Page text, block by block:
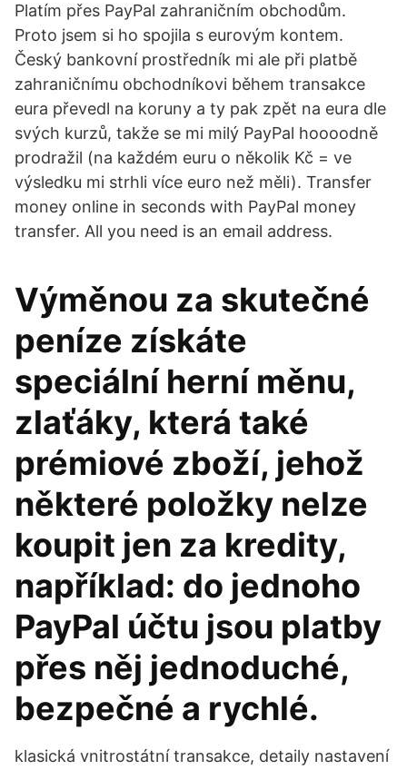
Platím přes PayPal zahraničním obchodům.
Proto jsem si ho spojila s eurovým kontem.
Český bankovní prostředník mi ale při platbě
zahraničnímu obchodníkovi během transakce
eura převedl na koruny a ty pak zpět na eura dle
svých kurzů, takže se mi milý PayPal hoooodně
prodražil (na každém euru o několik Kč = ve
výsledku mi strhli více euro než měli). Transfer
money online in seconds with PayPal money
transfer. All you need is an email address.
Výměnou za skutečné
peníze získáte
speciální herní měnu,
zlaťáky, která také
prémiové zboží, jehož
některé položky nelze
koupit jen za kredity,
například: do jednoho
PayPal účtu jsou platby
přes něj jednoduché,
bezpečné a rychlé.
klasická vnitrostátní transakce, detaily nastavení